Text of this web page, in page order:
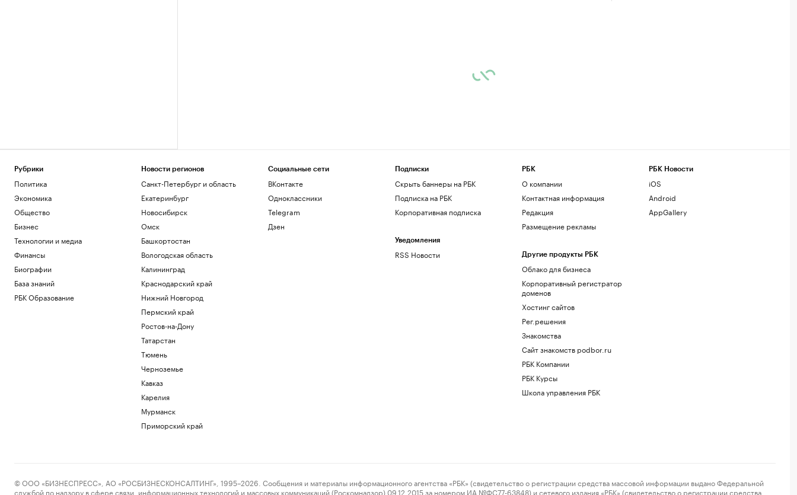
Рубрики
Политика
Экономика
Общество
Бизнес
Технологии и медиа
Финансы
Биографии
База знаний
РБК Образование
Новости регионов
Санкт-Петербург и область
Екатеринбург
Новосибирск
Омск
Башкортостан
Вологодская область
Калининград
Краснодарский край
Нижний Новгород
Пермский край
Ростов-на-Дону
Татарстан
Тюмень
Черноземье
Кавказ
Карелия
Мурманск
Приморский край
Социальные сети
ВКонтакте
Одноклассники
Telegram
Дзен
Подписки
Скрыть баннеры на РБК
Подписка на РБК
Корпоративная подписка
Уведомления
RSS Новости
РБК
О компании
Контактная информация
Редакция
Размещение рекламы
Другие продукты РБК
Облако для бизнеса
Корпоративный регистратор
доменов
Хостинг сайтов
Рег.решения
Знакомства
Сайт знакомств podbor.ru
РБК Компании
РБК Курсы
Школа управления РБК
РБК Новости
iOS
Android
AppGallery
© ООО «БИЗНЕСПРЕСС», АО «РОСБИЗНЕСКОНСАЛТИНГ», 1995–2026. Сообщения и материалы информационного агентства «РБК» (свидетельство о регистрации средства массовой информации выдано Федеральной
службой по надзору в сфере связи, информационных технологий и массовых коммуникаций (Роскомнадзор) 09.12.2015 за номером ИА №ФС77-63848) и сетевого издания «РБК» (свидетельство о регистрации средства